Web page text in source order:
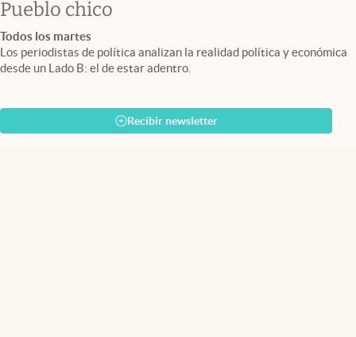
Pueblo chico
Todos los martes
Los periodistas de política analizan la realidad política y económica
desde un Lado B: el de estar adentro.
Recibir newsletter